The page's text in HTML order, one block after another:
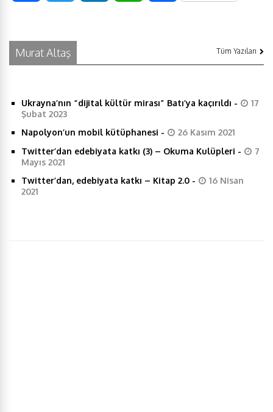
b
o
o
t
e
e
d
s
A
e
Murat Altaş Tüm Yazıları
Ukrayna’nın “dijital kültür mirası” Batı’ya kaçırıldı -
17
Şubat 2023
Napolyon’un mobil kütüphanesi -
26 Kasım 2021
Twitter’dan edebiyata katkı (3) – Okuma Kulüpleri -
7
Mayıs 2021
Twitter’dan, edebiyata katkı – Kitap 2.0 -
16 Nisan
2021